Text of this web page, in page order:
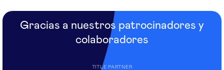
Gracias a nuestros patrocinadores y
colaboradores
TITLE PARTNER